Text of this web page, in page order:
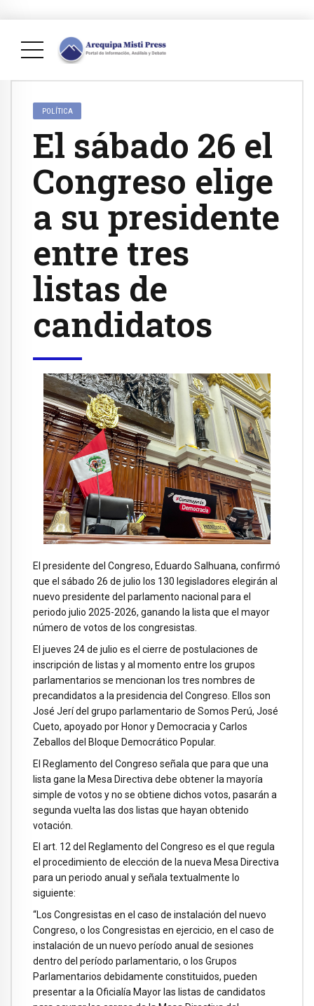
POLÍTICA
El sábado 26 el
Congreso elige
a su presidente
entre tres
listas de
candidatos
El presidente del Congreso, Eduardo Salhuana, confirmó
que el sábado 26 de julio los 130 legisladores elegirán al
nuevo presidente del parlamento nacional para el
periodo julio 2025-2026, ganando la lista que el mayor
número de votos de los congresistas.
El jueves 24 de julio es el cierre de postulaciones de
inscripción de listas y al momento entre los grupos
parlamentarios se mencionan los tres nombres de
precandidatos a la presidencia del Congreso. Ellos son
José Jerí del grupo parlamentario de Somos Perú, José
Cueto, apoyado por Honor y Democracia y Carlos
Zeballos del Bloque Democrático Popular.
El Reglamento del Congreso señala que para que una
lista gane la Mesa Directiva debe obtener la mayoría
simple de votos y no se obtiene dichos votos, pasarán a
segunda vuelta las dos listas que hayan obtenido
votación.
El art. 12 del Reglamento del Congreso es el que regula
el procedimiento de elección de la nueva Mesa Directiva
para un periodo anual y señala textualmente lo
siguiente:
“Los Congresistas en el caso de instalación del nuevo
Congreso, o los Congresistas en ejercicio, en el caso de
instalación de un nuevo período anual de sesiones
dentro del período parlamentario, o los Grupos
Parlamentarios debidamente constituidos, pueden
presentar a la Oficialía Mayor las listas de candidatos